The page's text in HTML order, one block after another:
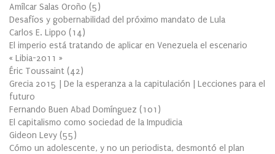
Amílcar Salas Oroño (5)
Desafíos y gobernabilidad del próximo mandato de Lula
Carlos E. Lippo (14)
El imperio está tratando de aplicar en Venezuela el escenario
« Libia-2011 »
Éric Toussaint (42)
Grecia 2015 | De la esperanza a la capitulación | Lecciones para el
futuro
Fernando Buen Abad Domínguez (101 )
El capitalismo como sociedad de la Impudicia
Gideon Levy (55)
Cómo un adolescente, y no un periodista, desmontó el plan